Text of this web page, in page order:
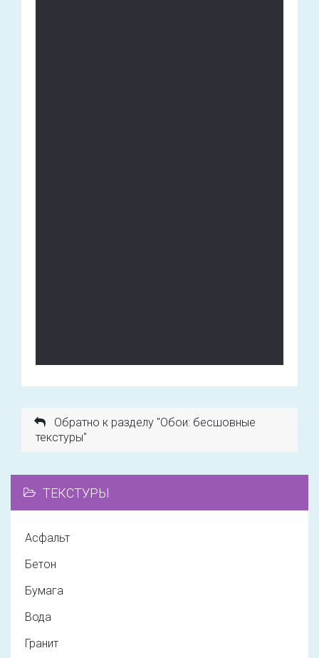
Обратно к разделу "Обои: бесшовные
текстуры"
ТЕКСТУРЫ
Асфальт
Бетон
Бумага
Вода
Гранит